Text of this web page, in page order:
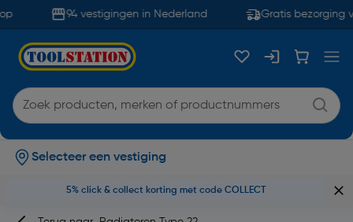
94 vestigingen in Nederland Gratis bezorging
Selecteer een vestiging
5% click & collect korting met code COLLECT